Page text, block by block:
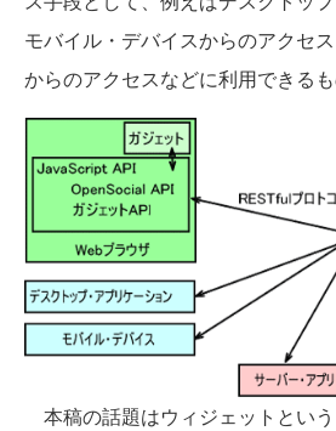
モバイル・デバイスからのアクセ
からのアクセスなどに利用できるも
本稿の話題はウィジェットとい